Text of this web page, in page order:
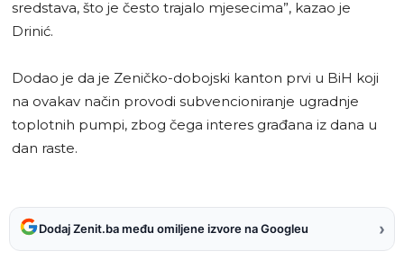
sredstava, što je često trajalo mjesecima”, kazao je
Drinić.
Dodao je da je Zeničko-dobojski kanton prvi u BiH koji
na ovakav način provodi subvencioniranje ugradnje
toplotnih pumpi, zbog čega interes građana iz dana u
dan raste.
Dodaj Zenit.ba među omiljene izvore na Googleu ›